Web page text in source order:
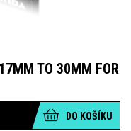
TO 30MM FOR
DO KOŠÍKU